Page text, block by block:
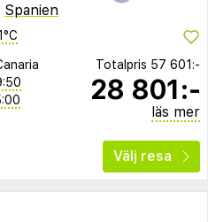
Spanien
Totalpris 57 601:-
28 801:-
läs mer
Välj resa